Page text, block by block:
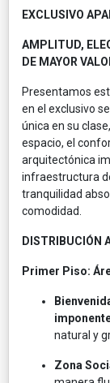
EXCLUSIVO
AMPLITUD,
DE MAYOR
Presentamos
en el exclusivo
única en su
espacio, el
arquitectónica
infraestructura
tranquilidad
comodidad.
DISTRIBUCIÓN
Primer Piso:
natural y
Zona